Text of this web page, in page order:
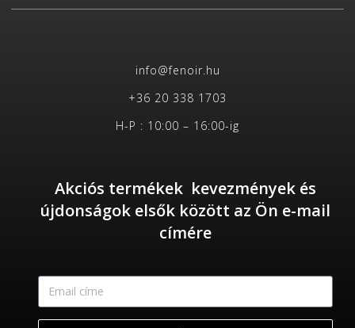
info@fenoir.hu
+36 20 338 1703
H-P : 10:00 – 16:00-ig
Akciós termékek kevezmények és
újdonságok elsők között az Ön e-mail
címére